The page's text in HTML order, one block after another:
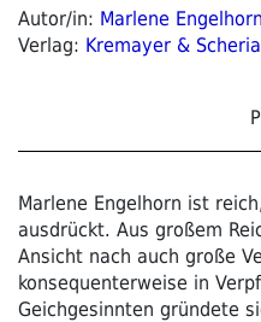
Autor/in: Marlene Engelhorn
Verlag: Kremayer &
Marlene Engelhorn ist
ausdrückt. Aus großem
Ansicht nach auch große
konsequenterweise in
Geichgesinnten gründete